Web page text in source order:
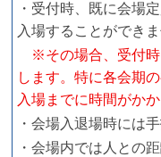
・受付時、既に会場
入場することができま
※その場合、受付
します。特に各会期
入場までに時間がか
・会場入退場時には
・会場内では人との